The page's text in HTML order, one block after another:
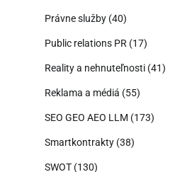
Právne služby (40)
Public relations PR (17)
Reality a nehnuteľnosti (41)
Reklama a médiá (55)
SEO GEO AEO LLM (173)
Smartkontrakty (38)
SWOT (130)